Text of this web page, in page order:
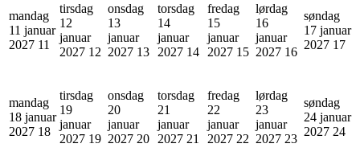
mandag
11 januar
2027 11
tirsdag
12
januar
2027 12
onsdag
13
januar
2027 13
torsdag
14
januar
2027 14
fredag
15
januar
2027 15
lørdag
16
januar
2027 16
søndag
17 januar
2027 17
mandag
18 januar
2027 18
tirsdag
19
januar
2027 19
onsdag
20
januar
2027 20
torsdag
21
januar
2027 21
fredag
22
januar
2027 22
lørdag
23
januar
2027 23
søndag
24 januar
2027 24